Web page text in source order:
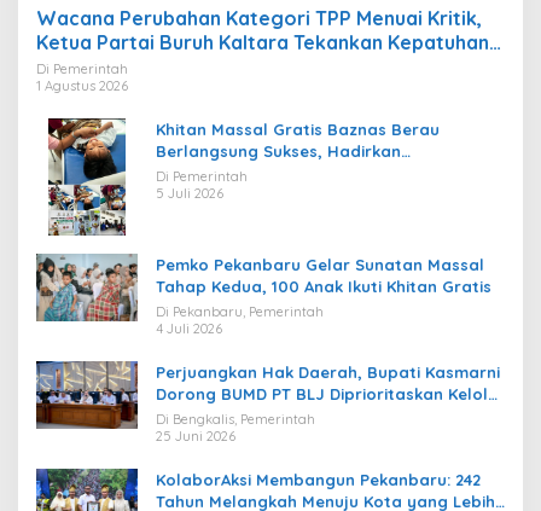
Wacana Perubahan Kategori TPP Menuai Kritik,
Ketua Partai Buruh Kaltara Tekankan Kepatuhan
Regulasi
Di Pemerintah
1 Agustus 2026
Khitan Massal Gratis Baznas Berau
Berlangsung Sukses, Hadirkan
Kebahagiaan bagi Puluhan Anak
Di Pemerintah
5 Juli 2026
Pemko Pekanbaru Gelar Sunatan Massal
Tahap Kedua, 100 Anak Ikuti Khitan Gratis
Di Pekanbaru, Pemerintah
4 Juli 2026
Perjuangkan Hak Daerah, Bupati Kasmarni
Dorong BUMD PT BLJ Diprioritaskan Kelola
Migas
Di Bengkalis, Pemerintah
25 Juni 2026
KolaborAksi Membangun Pekanbaru: 242
Tahun Melangkah Menuju Kota yang Lebih